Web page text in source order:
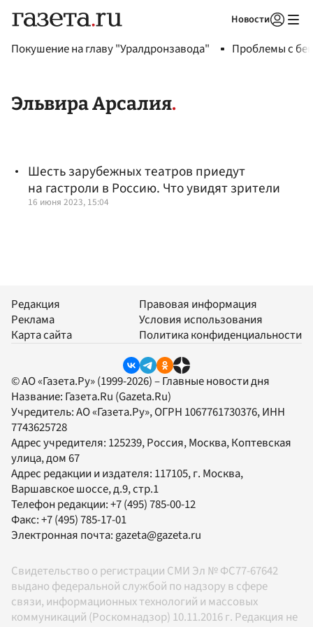
Новости
Покушение на главу "Уралдронзавода" Проблемы с
Эльвира Арсалия
Шесть зарубежных театров приедут
на гастроли в Россию. Что увидят зрители
16 июня 2023, 15:04
Редакция
Реклама
Карта сайта
Правовая информация
Условия использования
Политика конфиденциальности
© АО «Газета.Ру» (1999-2026) – Главные новости дня
Название: Газета.Ru (Gazeta.Ru)
Учредитель:АО «Газета.Ру», ОГРН 1067761730376, ИНН
7743625728
Адрес учредителя: 125239, Россия, Москва, Коптевская
улица, дом 67
Адрес редакции и издателя: 117105, г. Москва,
Варшавское шоссе, д.9, стр.1
Телефон редакции:+7 (495) 785-00-12
Факс:+7 (495) 785-17-01
Электронная почта:gazeta@gazeta.ru
Свидетельство о регистрации СМИ Эл № ФС77-67642
выдано федеральной службой по надзору в сфере
связи, информационных технологий и массовых
коммуникаций (Роскомнадзор) 10.11.2016 г. Редакция не